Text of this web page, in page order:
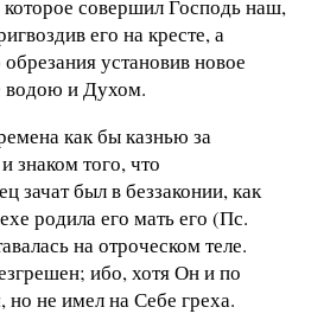
совершил Господь наш,
его на кресте, а
установив новое
водою и Духом.
как бы казнью за
знаком того, что
зачат был в беззаконии, как
родила его мать его (Пс.
на отроческом теле.
ибо, хотя Он и по
не имел на Себе греха.